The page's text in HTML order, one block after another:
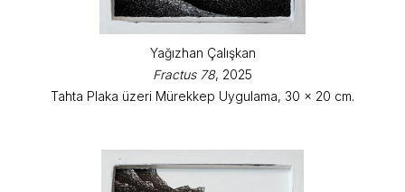
Yağızhan Çalışkan
Fractus 78, 2025
Tahta Plaka üzeri Mürekkep Uygulama, 30 x 20 cm.